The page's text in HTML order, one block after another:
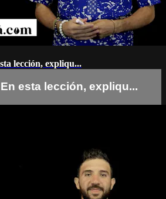
lección, expliqu...
esta lección, expliqu...